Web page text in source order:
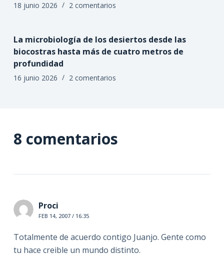
18 junio 2026 2 comentarios
La microbiología de los desiertos desde las
biocostras hasta más de cuatro metros de
profundidad
16 junio 2026 2 comentarios
8 comentarios
Proci
FEB 14, 2007 / 16:35
Totalmente de acuerdo contigo Juanjo. Gente como
tu hace creible un mundo distinto.